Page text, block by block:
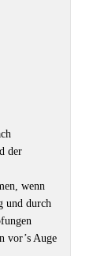
der
wenn
und durch
vor’s Auge